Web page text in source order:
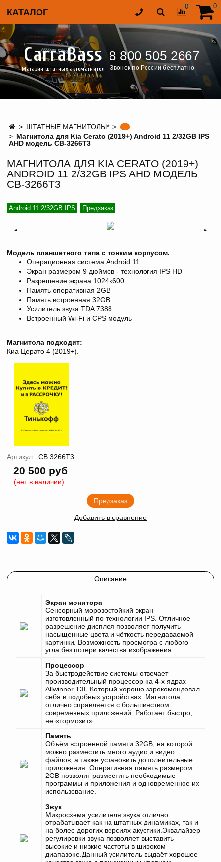
КАТАЛОГ
0 0
CarraBass
Магазин штатных автомагнитол
8 800 505 2667
Звонок по России бесплатно
ШТАТНЫЕ МАГНИТОЛЫ*
-
Магнитола для Kia Cerato (2019+) Android 11 2/32GB IPS
AHD модель CB-3266T3
МАГНИТОЛА ДЛЯ KIA CERATO (2019+)
ANDROID 11 2/32GB IPS AHD МОДЕЛЬ
CB-3266T3
Android 11 2/32GB IPS Предзаказ
Модель планшетного типа с тонким корпусом.
Операционная система Android 11
Экран размером 9 дюймов - технология IPS HD
Разрешение экрана 1024х600
Память оперативная 2GB
Память встроенная 32GB
Усилитель звука TDA 7388
Встроенный Wi-Fi и CPS модуль
Магнитола подходит:
Киа Церато 4 (2019+).
Артикул: CB 3266T3
20 500 руб
(нет в наличии)
Предзаказ
Добавить в сравнение
Описание
Экран монитора
Сенсорный морозостойкий экран
изготовленный по технологии IPS. Отличное
разрешение дисплея позволяет получить
насыщенные цвета и чёткость передаваемой
картинки. Возможность просмотра с любого
угла без потери качества изображения.
Процессор
За быстродействие системы отвечает
производительный процессор на 4‐х ядрах –
Allwinner T3L.Который хорошо зарекомендовал
себя в подобных устройствах. Магнитола
отлично справляется с большинством
современных приложений. Работает быстро,
не «тормозит».
Память
Объём встроенной памяти 32GB, на которой
можно разместить много аудио и видео
файлов, а также установить дополнительные
приложения. Оперативная память размером
2GB позволит разместить необходимые
программы и приложения и одновременное их
использование.
Звук
Микросхема усилителя звука отлично
отрабатывает как на штатных динамиках, так и
на более дорогих версиях акустики.Эквалайзер
регулировки звука позволяет выставить
высокие и низкие частоты в широком
диапазоне.Данный усилитель выдаёт хорошее